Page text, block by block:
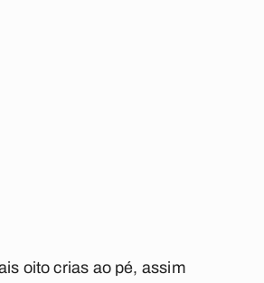
oito crias ao pé, assim